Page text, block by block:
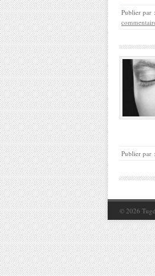
Publier par :
Publier par :
© 2026